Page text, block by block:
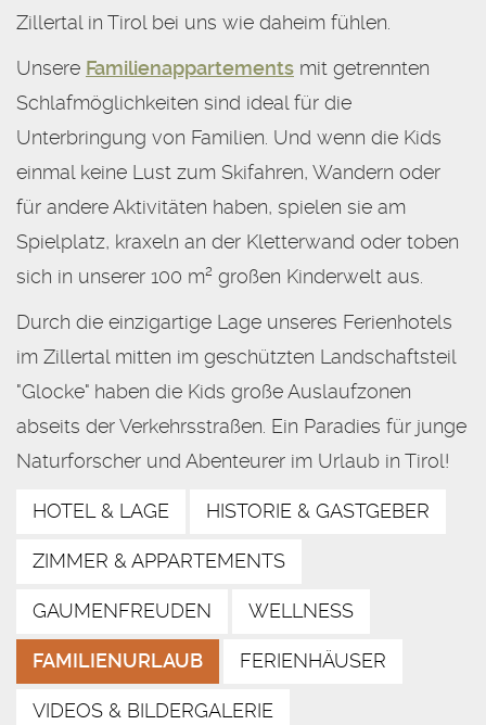
Zillertal in Tirol bei uns wie daheim fühlen.
Unsere Familienappartements mit getrennten
Schlafmöglichkeiten sind ideal für die
Unterbringung von Familien. Und wenn die Kids
einmal keine Lust zum Skifahren, Wandern oder
für andere Aktivitäten haben, spielen sie am
Spielplatz, kraxeln an der Kletterwand oder toben
sich in unserer 100 m² großen Kinderwelt aus.
Durch die einzigartige Lage unseres Ferienhotels
im Zillertal mitten im geschützten Landschaftsteil
"Glocke" haben die Kids große Auslaufzonen
abseits der Verkehrsstraßen. Ein Paradies für junge
Naturforscher und Abenteurer im Urlaub in Tirol!
HOTEL & LAGE HISTORIE & GASTGEBER
ZIMMER & APPARTEMENTS
GAUMENFREUDEN WELLNESS
FAMILIENURLAUB FERIENHÄUSER
VIDEOS & BILDERGALERIE